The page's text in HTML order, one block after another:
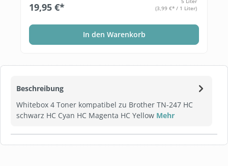
Beschreibung
Whitebox 4 Toner kompatibel zu Brother TN-247 HC
schwarz HC Cyan HC Magenta HC Yellow Mehr
19,95 €*
(3,99 €* / 1 Liter)
In den Warenkorb